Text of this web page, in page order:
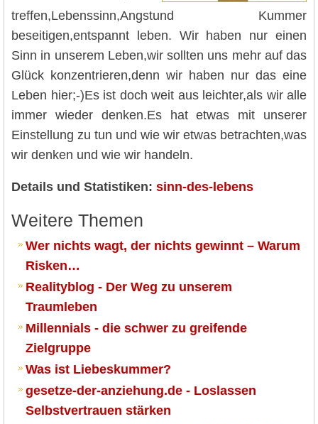
treffen,Lebenssinn,Angstund Kummer
beseitigen,entspannt leben. Wir haben nur einen
Sinn in unserem Leben,wir sollten uns mehr auf das
Glück konzentrieren,denn wir haben nur das eine
Leben hier;-)Es ist doch weit aus leichter,als wir alle
immer wieder denken.Es hat etwas mit unserer
Einstellung zu tun und wie wir etwas betrachten,was
wir denken und wie wir handeln.
Details und Statistiken: sinn-des-lebens
Weitere Themen
Wer nichts wagt, der nichts gewinnt – Warum
Risken…
Realityblog - Der Weg zu unserem
Traumleben
Millennials - die schwer zu greifende
Zielgruppe
Was ist Liebeskummer?
gesetze-der-anziehung.de - Loslassen
Selbstvertrauen stärken